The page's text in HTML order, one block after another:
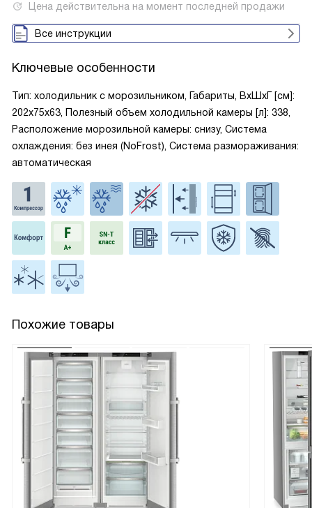
Цена действительна на момент последней продажи
Все инструкции
Ключевые особенности
Тип: холодильник с морозильником, Габариты, ВxШxГ [см]:
202x75x63, Полезный объем холодильной камеры [л]: 338,
Расположение морозильной камеры: снизу, Система
охлаждения: без инея (NoFrost), Система размораживания:
автоматическая
Похожие товары